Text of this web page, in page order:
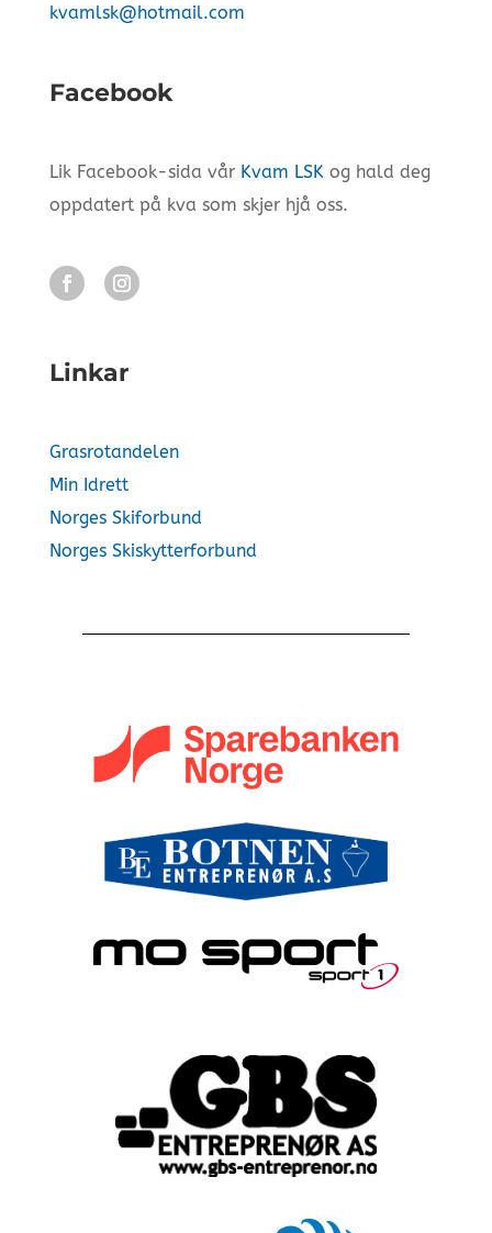
kvamlsk@hotmail.com
Facebook
Lik Facebook-sida vår Kvam LSKog hald deg
oppdatert på kva som skjer hjå oss.
Linkar
Grasrotandelen
Min Idrett
Norges Skiforbund
Norges Skiskytterforbund